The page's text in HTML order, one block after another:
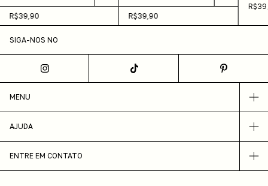
R$39,90 R$39,90
SIGA-NOS NO
MENU
AJUDA
ENTRE EM CONTATO